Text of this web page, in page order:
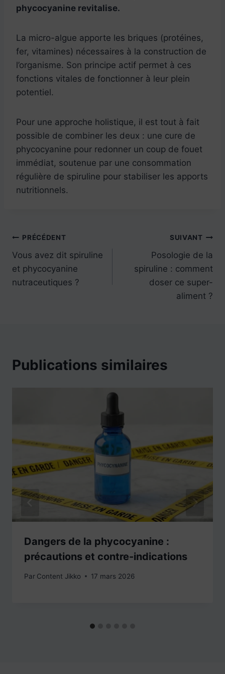
phycocyanine revitalise.
La micro-algue apporte les briques (protéines,
fer, vitamines) nécessaires à la construction de
l’organisme. Son principe actif permet à ces
fonctions vitales de fonctionner à leur plein
potentiel.
Pour une approche holistique, il est tout à fait
possible de combiner les deux : une cure de
phycocyanine pour redonner un coup de fouet
immédiat, soutenue par une consommation
régulière de spiruline pour stabiliser les apports
nutritionnels.
PRÉCÉDENT
Vous avez dit spiruline
et phycocyanine
nutraceutiques ?
SUIVANT
Posologie de la
spiruline : comment
doser ce super-
aliment ?
Publications similaires
Dangers de la phycocyanine :
précautions et contre-indications
Par Content Jikko 17 mars 2026